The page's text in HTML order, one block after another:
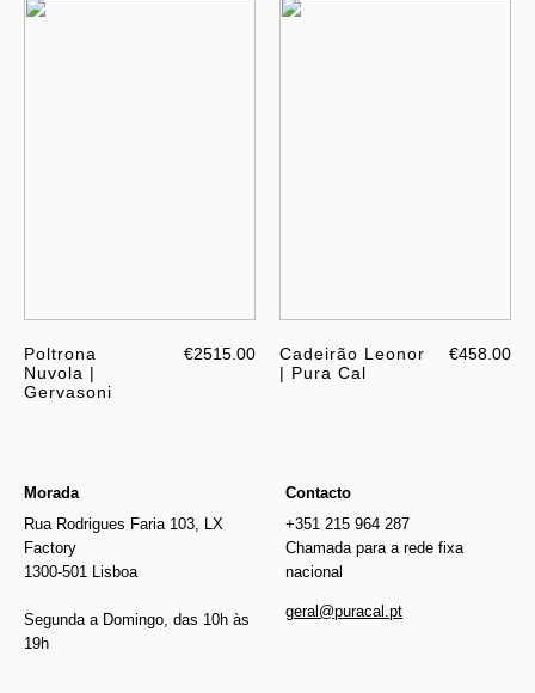
Poltrona
Nuvola |
Gervasoni
€2515.00
Cadeirão Leonor
| Pura Cal
€458.00
Morada
Rua Rodrigues Faria 103, LX
Factory
1300-501 Lisboa
Segunda a Domingo, das 10h às
19h
Contacto
+351 215 964 287
Chamada para a rede fixa
nacional
geral@puracal.pt